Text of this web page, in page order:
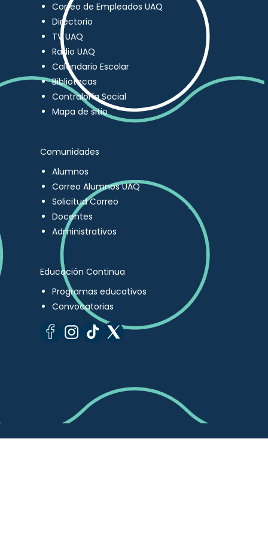
Correo de Empleados UAQ
Directorio
TV UAQ
Radio UAQ
Calendario Escolar
Bibliotecas
Contraloría Social
Mapa de sitio
Comunidades
Alumnos
Correo Alumnos UAQ
Solicitud Correo
Docentes
Administrativos
Educación Continua
Programas educativos
Convocatorias